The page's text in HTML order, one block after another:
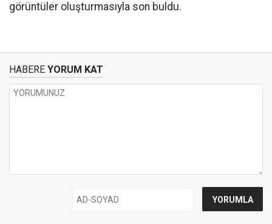
görüntüler oluşturmasıyla son buldu.
HABERE YORUM KAT